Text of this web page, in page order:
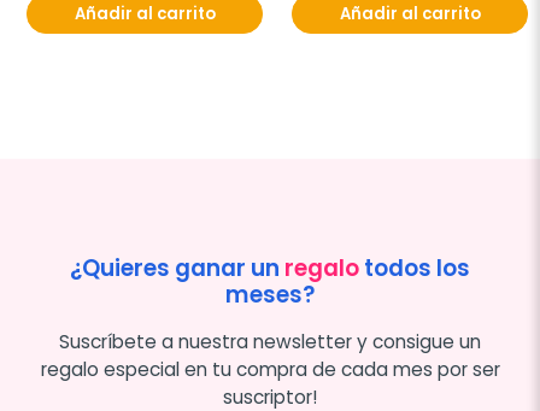
Añadir al carrito Añadir al carrito
¿Quieres ganar un regalotodos los
meses?
Suscríbete a nuestra newsletter y consigue un
regalo especial en tu compra de cada mes por ser
suscriptor!